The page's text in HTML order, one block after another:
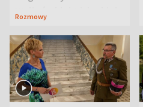
Waligórskiej-Lisieckiej.
Rozmowy